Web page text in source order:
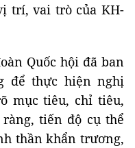
trí, vai trò của KH-
Quốc hội đã ban
để thực hiện nghị
mục tiêu, chỉ tiêu,
tiến độ cụ thể
thần khẩn trương,